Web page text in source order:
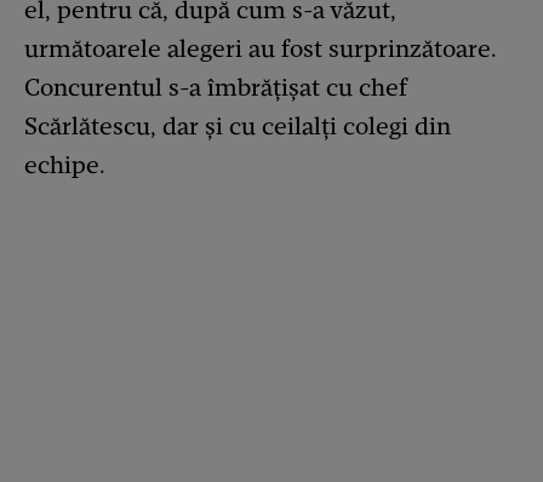
el, pentru că, după cum s-a văzut,
următoarele alegeri au fost surprinzătoare.
Concurentul s-a îmbrățișat cu chef
Scărlătescu, dar și cu ceilalți colegi din
echipe.